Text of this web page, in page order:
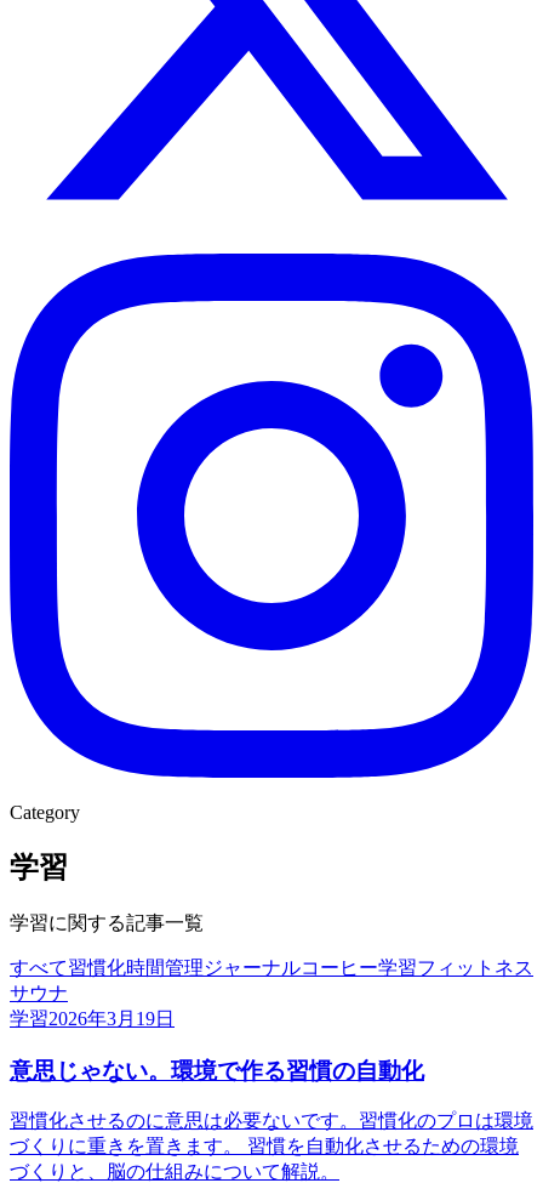
Category
学習
学習に関する記事一覧
すべて習慣化時間管理ジャーナルコーヒー学習フィットネス
サウナ
学習2026年3月19日
意思じゃない。環境で作る習慣の自動化
習慣化させるのに意思は必要ないです。習慣化のプロは環境
づくりに重きを置きます。 習慣を自動化させるための環境
づくりと、脳の仕組みについて解説。